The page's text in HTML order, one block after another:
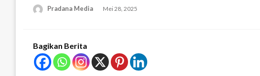
Pradana Media Mei 28, 2025
Bagikan Berita